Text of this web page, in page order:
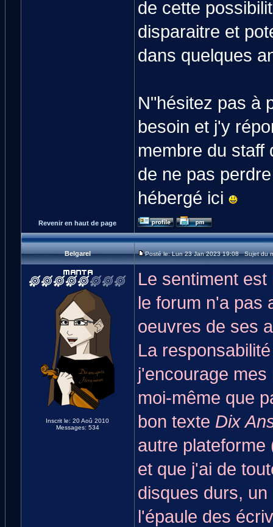
de cette
disparaitre et
dans quelques
N"hésitez pas à
besoin et j'y
membre du staff
de ne pas
hébergé ici
Revenir en haut de page
Belgarel Posté le: Lun 23 Jan 2023 19:08 Sujet du
Inscrit le: 20 Aoû 2010
Messages: 534
Le sentiment
le forum n'a pas
oeuvres de ses
La
j'encourage
moi-même que
bon texte Dix
autre plateforme
et que j'ai de
disques durs,
l'épaule des